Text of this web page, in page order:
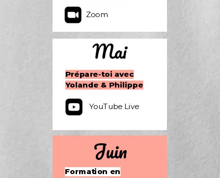
Mai
Prépare-toi avec
Yolande & Philippe
YouTube Live
Juin
Formation en
Zoom